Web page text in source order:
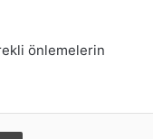
önlemelerin
Yazdır